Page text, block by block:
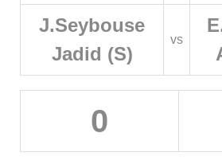
J.Seybouse
Jadid (S)
vs
0